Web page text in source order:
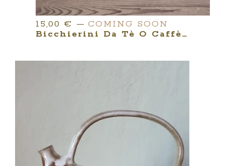
15,00 € — COMING SOON
Bicchierini Da Tè O Caffè Con Decoro | Linea LES COQUETTES